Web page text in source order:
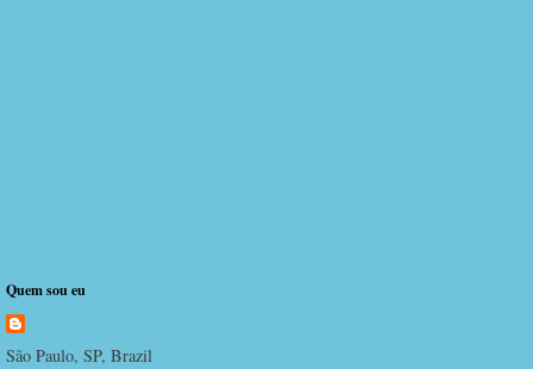
Quem sou eu
São Paulo, SP, Brazil